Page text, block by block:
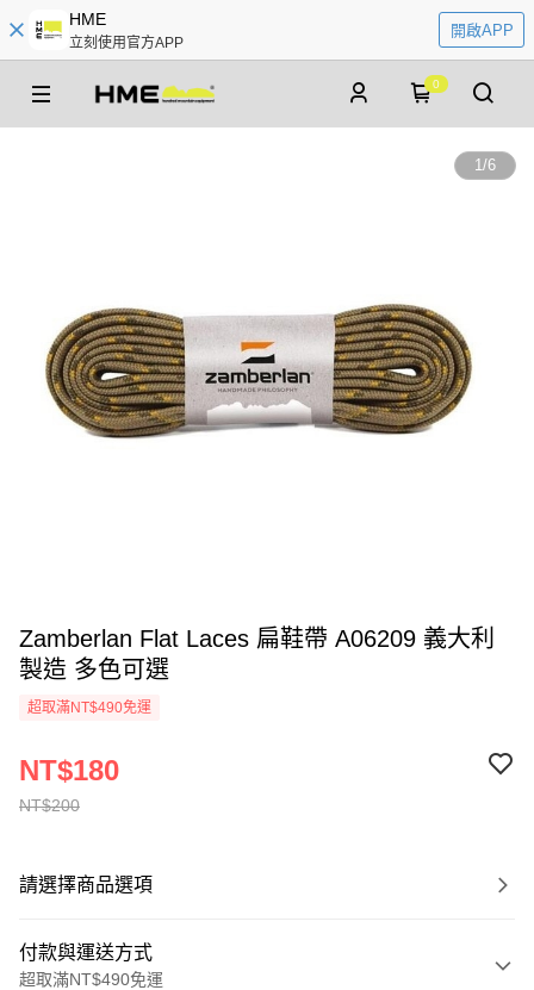
HME
立刻使用官方APP
開啟APP
0
1/6
Zamberlan Flat Laces 扁鞋帶 A06209 義大利
製造 多色可選
超取滿NT$490免運
NT$200
NT$180
請選擇商品選項
付款與運送方式
超取滿NT$490免運